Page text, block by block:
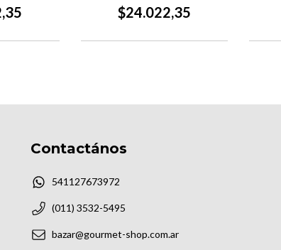
$24.022,35
Contactános
541127673972
(011) 3532-5495
bazar@gourmet-shop.com.ar